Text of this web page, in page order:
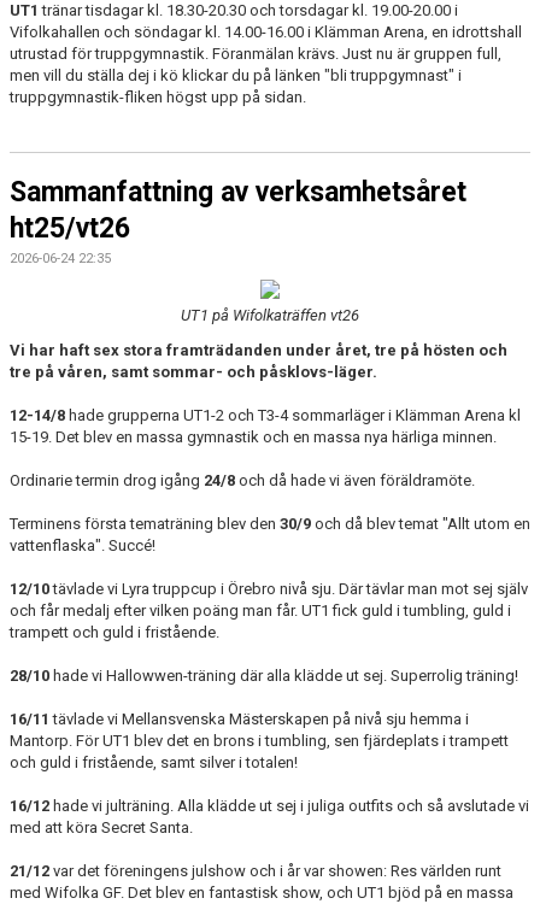
UT1tränar tisdagar kl. 18.30-20.30 och torsdagar kl. 19.00-20.00 i
Vifolkahallen och söndagar kl. 14.00-16.00 i Klämman Arena, en idrottshall
utrustad för truppgymnastik. Föranmälan krävs. Just nu är gruppen full,
men vill du ställa dej i kö klickar du på länken "bli truppgymnast" i
truppgymnastik-fliken högst upp på sidan.
Sammanfattning av verksamhetsåret
ht25/vt26
2026-06-24 22:35
UT1 på Wifolkaträffen vt26
Vi har haft sex stora framträdanden under året, tre på hösten och
tre på våren, samt sommar- och påsklovs-läger.
12-14/8 hade grupperna UT1-2 och T3-4 sommarläger i Klämman Arena kl
15-19. Det blev en massa gymnastik och en massa nya härliga minnen.
Ordinarie termin drog igång 24/8 och då hade vi även föräldramöte.
Terminens första tematräning blev den 30/9 och då blev temat "Allt utom en
vattenflaska". Succé!
12/10tävlade vi Lyra truppcup i Örebro nivå sju. Där tävlar man mot sej själv
och får medalj efter vilken poäng man får. UT1 fick guld i tumbling, guld i
trampett och guld i fristående.
28/10 hade vi Hallowwen-träning där alla klädde ut sej. Superrolig träning!
16/11 tävlade vi Mellansvenska Mästerskapen på nivå sju hemma i
Mantorp. För UT1 blev det en brons i tumbling, sen fjärdeplats i trampett
och guld i fristående, samt silver i totalen!
16/12 hade vi julträning. Alla klädde ut sej i juliga outfits och så avslutade vi
med att köra Secret Santa.
21/12 var det föreningens julshow och i år var showen: Res världen runt
med Wifolka GF. Det blev en fantastisk show, och UT1 bjöd på en massa